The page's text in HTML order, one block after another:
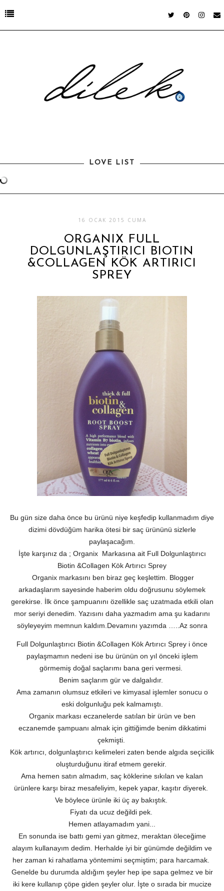
LOVE LIST
16 OCAK 2015 CUMA
ORGANIX FULL
DOLGUNLAŞTIRICI BIOTIN
&COLLAGEN KÖK ARTIRICI
SPREY
Bu gün size daha önce bu ürünü niye keşfedip kullanmadım diye
dizimi dövdüğüm harika ötesi bir saç ürününü sizlerle
paylaşacağım.
İşte karşınız da ; Organix Markasına ait Full Dolgunlaştırıcı
Biotin &Collagen Kök Artırıcı Sprey
Organix markasını ben biraz geç keşlettim. Blogger
arkadaşlarım sayesinde haberim oldu doğrusunu söylemek
gerekirse. İlk önce şampuanını özellikle saç uzatmada etkili olan
mor seriyi denedim. Yazısını daha yazmadım ama şu kadarını
söyleyeyim memnun kaldım.Devamını yazımda …..Az sonra
Full Dolgunlaştırıcı Biotin &Collagen Kök Artırıcı Sprey i önce
paylaşmamın nedeni ise bu ürünün on yıl önceki işlem
görmemiş doğal saçlarımı bana geri vermesi.
Benim saçlarım gür ve dalgalıdır.
Ama zamanın olumsuz etkileri ve kimyasal işlemler sonucu o
eski dolgunluğu pek kalmamıştı.
Organix markası eczanelerde satılan bir ürün ve ben
eczanemde şampuanı almak için gittiğimde benim dikkatimi
çekmişti.
Kök artırıcı, dolgunlaştırıcı kelimeleri zaten bende algıda seçicilik
oluşturduğunu itiraf etmem gerekir.
Ama hemen satın almadım, saç köklerine sıkılan ve kalan
ürünlere karşı biraz mesafeliyim, kepek yapar, kaşıtır diyerek.
Ve böylece ürünle iki üç ay bakıştık.
Fiyatı da ucuz değildi pek.
Hemen atlayamadım yani...
En sonunda ise battı gemi yan gitmez, meraktan öleceğime
alayım kullanayım dedim. Herhalde iyi bir günümde değildim ve
her zaman ki rahatlama yöntemimi seçmiştim; para harcamak.
Genelde bu durumda aldığım şeyler hep ipe sapa gelmez ve bir
iki kere kullanıp çöpe giden şeyler olur. İşte o sırada bir mucize